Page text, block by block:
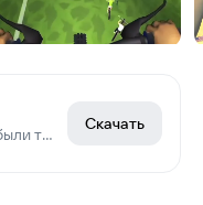
Гонки еще никогда не были такими весёлыми!
Скачать